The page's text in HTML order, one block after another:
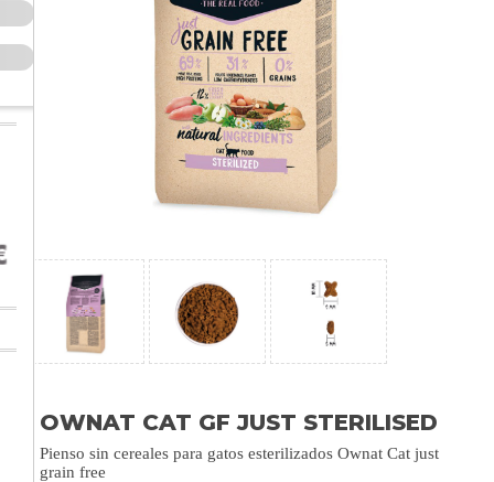
OWNAT CAT GF JUST STERILISED
Pienso sin cereales para gatos esterilizados Ownat Cat just
grain free